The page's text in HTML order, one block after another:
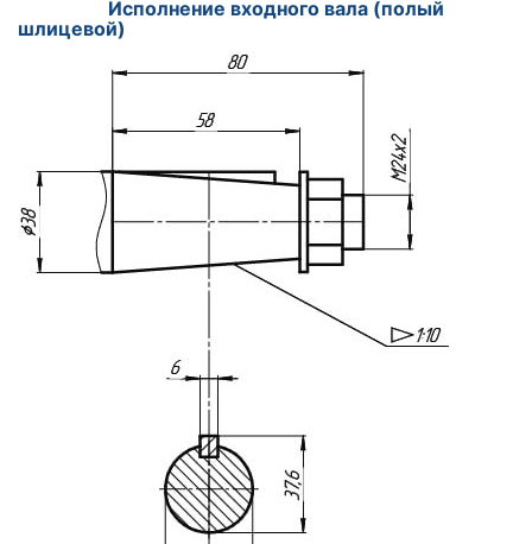
Исполнение входного вала (полый
шлицевой)